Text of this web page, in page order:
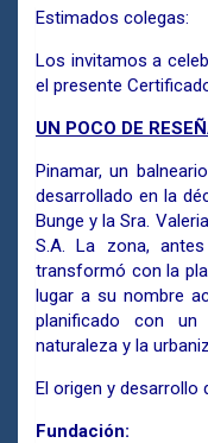
Estimados colegas:
Los invitamos a
el presente
UN POCO DE
Pinamar, un
desarrollado en la
Bunge y la Sra.
S.A. La zona,
transformó con la
lugar a su nombre
planificado con
naturaleza y la
El origen y desarrollo
Fundación: